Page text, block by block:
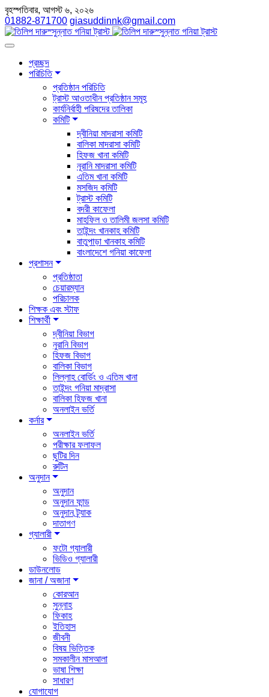
বৃহস্পতিবার, আগস্ট ৬, ২০২৬
01882-871700 giasuddinnk@gmail.com
প্রচ্ছদ
পরিচিতি
প্রতিষ্ঠান পরিচিতি
ট্রাস্ট আওতাধীন প্রতিষ্ঠান সমূহ
কার্যনির্বাহী পরিষদের তালিকা
কমিটি
দ্বীনিয়া মাদরাসা কমিটি
বালিকা মাদরাসা কমিটি
হিফজ খানা কমিটি
নূরানি মাদরাসা কমিটি
এতিম খানা কমিটি
মসজিদ কমিটি
ট্রাস্ট কমিটি
বদরী কাফেলা
মাহফিল ও তালিমী জলসা কমিটি
তাইন্দং খানকাহ কমিটি
বাতুপাড়া খানকাহ কমিটি
বাংলাদেশে গনিয়া কাফেলা
প্রশাসন
প্রতিষ্ঠাতা
চেয়ারম্যান
পরিচালক
শিক্ষক এবং স্টাফ
শিক্ষার্থী
দ্বীনিয়া বিভাগ
নুরানি বিভাগ
হিফজ বিভাগ
বালিকা বিভাগ
লিল্লাহ বোর্ডিং ও এতিম খানা
তাইন্দং গনিয়া মাদ্রাসা
বালিকা হিফজ খানা
অনলাইন ভর্তি
কর্নার
অনলাইন ভর্তি
পরীক্ষার ফলাফল
ছুটির দিন
রুটিন
অনুদান
অনুদান
অনুদান ফান্ড
অনুদান ট্র্যাক
দাতাগণ
গ্যালারী
ফটো গ্যালারী
ভিডিও গ্যালারী
ডাউনলোড
জানা / অজানা
কোরআন
সুন্নাহ
ফিকাহ
ইতিহাস
জীবনী
বিষয় ভিত্তিক
সমকালীন মাসআলা
ভাষা শিক্ষা
সাধারণ
যোগাযোগ